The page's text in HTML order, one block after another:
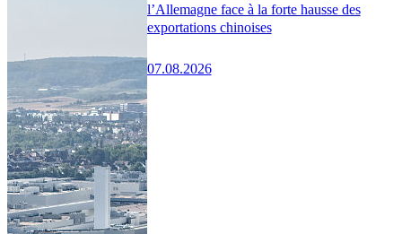
l’Allemagne face à la forte hausse des
exportations chinoises
07.08.2026